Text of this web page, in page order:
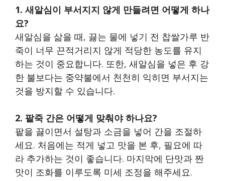
1. 새알심이 부서지지 않게 만들려면 어떻게 하나
요?
새알심을 삶을 때, 끓는 물에 넣기 전 찹쌀가루 반
죽이 너무 끈적거리지 않게 적당한 농도를 유지
하는 것이 중요합니다. 또한, 새알심을 넣은 후 강
한 불보다는 중약불에서 천천히 익히면 부서지는
것을 방지할 수 있습니다.
2. 팥죽 간은 어떻게 맞춰야 하나요?
팥을 끓이면서 설탕과 소금을 넣어 간을 조절하
세요. 처음에는 적게 넣고 맛을 본 후, 필요에 따
라 추가하는 것이 좋습니다. 마지막에 단맛과 짠
맛이 조화를 이루도록 미세 조정을 해주세요.